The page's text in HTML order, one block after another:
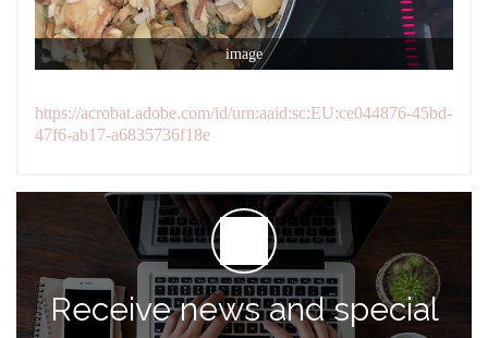
image
https://acrobat.adobe.com/id/urn:aaid:sc:EU:ce044876-45bd-
47f6-ab17-a6835736f18e
Receive news and special